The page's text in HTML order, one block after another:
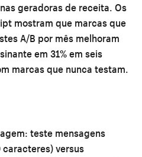
geradoras de receita. Os
mostram que marcas que
A/B por mês melhoram
em 31% em seis
marcas que nunca testam.
teste mensagens
versus